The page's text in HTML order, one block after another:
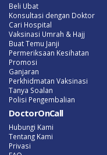
Beli Ubat
Konsultasi dengan Doktor
Cari Hospital
Vaksinasi Umrah & Hajj
Buat Temu Janji
Permeriksaan Kesihatan
Promosi
Ganjaran
Perkhidmatan Vaksinasi
Tanya Soalan
Polisi Pengembalian
DoctorOnCall
Hubungi Kami
Tentang Kami
Privasi